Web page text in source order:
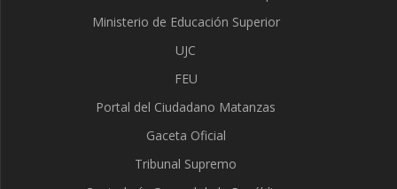
Ministerio de Educación Superior
UJC
FEU
Portal del Ciudadano Matanzas
Gaceta Oficial
Tribunal Supremo